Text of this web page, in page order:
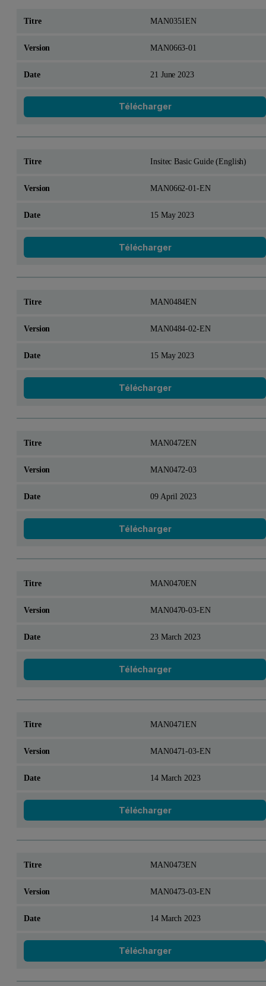
MAN0351EN
MAN0663-01
21 June 2023
Télécharger
Insitec Basic Guide (English)
MAN0662-01-EN
15 May 2023
Télécharger
MAN0484EN
MAN0484-02-EN
15 May 2023
Télécharger
MAN0472EN
MAN0472-03
09 April 2023
Télécharger
MAN0470EN
MAN0470-03-EN
23 March 2023
Télécharger
MAN0471EN
MAN0471-03-EN
14 March 2023
Télécharger
MAN0473EN
MAN0473-03-EN
14 March 2023
Télécharger